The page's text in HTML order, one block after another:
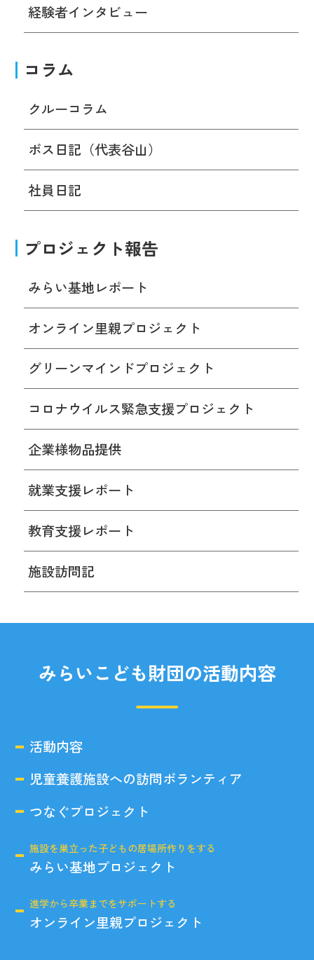
経験者インタビュー
コラム
クルーコラム
ボス日記（代表谷山）
社員日記
プロジェクト報告
みらい基地レポート
オンライン里親プロジェクト
グリーンマインドプロジェクト
コロナウイルス緊急支援プロジェクト
企業様物品提供
就業支援レポート
教育支援レポート
施設訪問記
みらいこども財団の活動内容
活動内容
児童養護施設への訪問ボランティア
つなぐプロジェクト
施設を巣立った子どもの居場所作りをする
みらい基地プロジェクト
進学から卒業までをサポートする
オンライン里親プロジェクト